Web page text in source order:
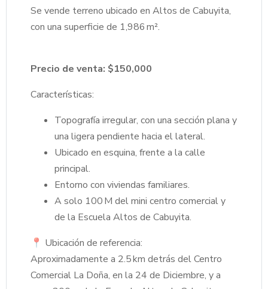
Se vende terreno ubicado en Altos de Cabuyita,
con una superficie de 1,986 m².
Precio de venta: $150,000
Características:
Topografía irregular, con una sección plana y
una ligera pendiente hacia el lateral.
Ubicado en esquina, frente a la calle
principal.
Entorno con viviendas familiares.
A solo 100 M del mini centro comercial y
de la Escuela Altos de Cabuyita.
📍 Ubicación de referencia:
Aproximadamente a 2.5 km detrás del Centro
Comercial La Doña, en la 24 de Diciembre, y a